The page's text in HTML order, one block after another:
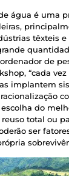
água é uma
têxteis
de
“cada
implantem
do
total ou
ser